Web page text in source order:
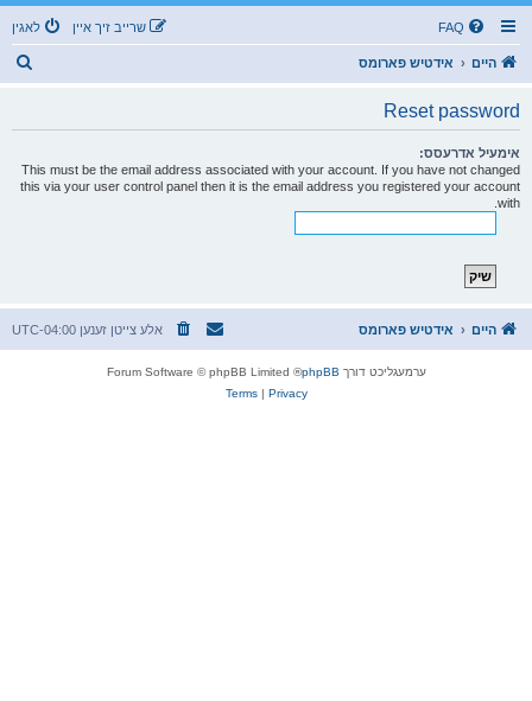
FAQ לאגין שרייב זיך איין
היים אידטיש פארומס
Reset password
אימעיל אדרעסס:
This must be the email address associated with your account. If you have not changed
this via your user control panel then it is the email address you registered your account
with.
היים אידטיש פארומס אלע צייטן זענען UTC-04:00
ערמעגליכט דורך phpBB
® Forum Software © phpBB Limited
Privacy
|
Terms